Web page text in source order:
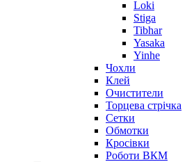
Loki
Stiga
Tibhar
Yasaka
Yinhe
Чохли
Клей
Очистители
Торцева стрічка
Сетки
Обмотки
Кросівки
Роботи ВКМ